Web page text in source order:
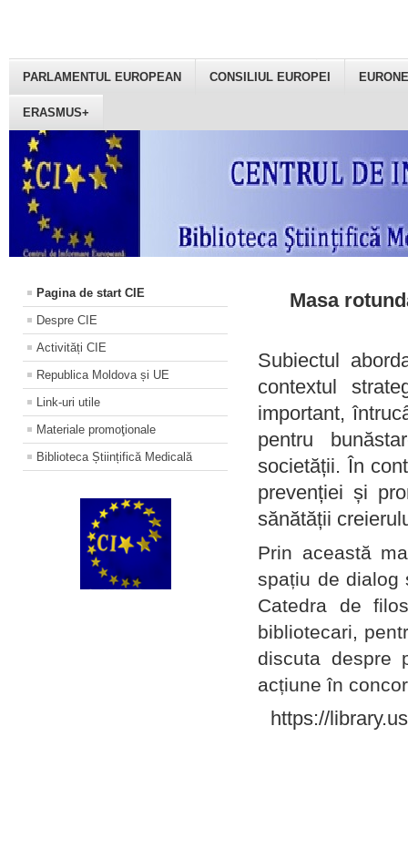
PARLAMENTUL EUROPEAN CONSILIUL EUROPEI
ERASMUS+
Pagina de start CIE
Despre CIE
Activități CIE
Republica Moldova și UE
Link-uri utile
Materiale promoţionale
Biblioteca Științifică Medicală
Masa
Subiectul
contextul
important,
pentru
societății. În
prevenției și
sănătății
Prin această
spațiu de dialog
Catedra de
bibliotecari,
discuta despre
acțiune în
https://